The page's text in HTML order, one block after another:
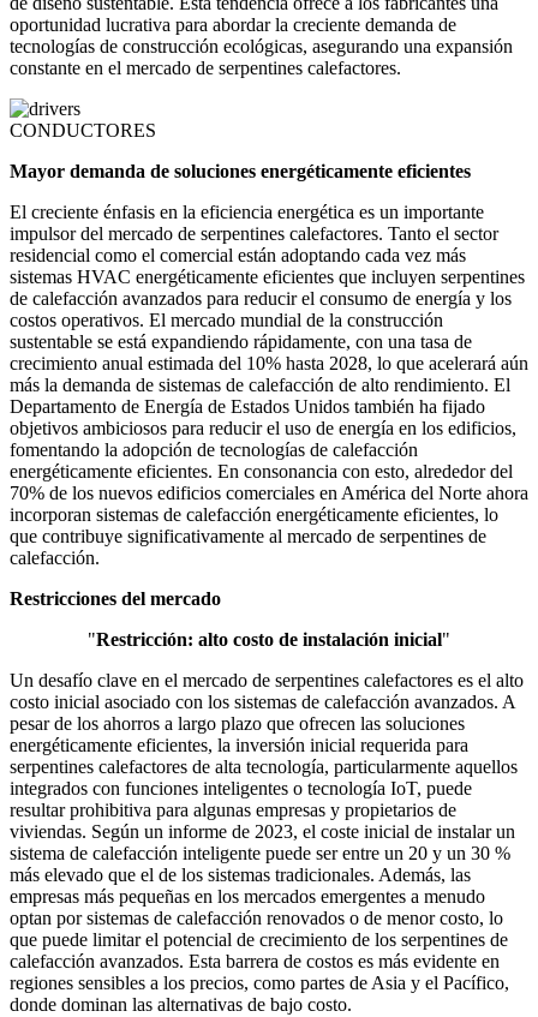
oportunidad lucrativa para abordar la creciente demanda de
tecnologías de construcción ecológicas, asegurando una expansión
constante en el mercado de serpentines calefactores.
CONDUCTORES
Mayor demanda de soluciones energéticamente eficientes
El creciente énfasis en la eficiencia energética es un importante
impulsor del mercado de serpentines calefactores. Tanto el sector
residencial como el comercial están adoptando cada vez más
sistemas HVAC energéticamente eficientes que incluyen serpentines
de calefacción avanzados para reducir el consumo de energía y los
costos operativos. El mercado mundial de la construcción
sustentable se está expandiendo rápidamente, con una tasa de
crecimiento anual estimada del 10% hasta 2028, lo que acelerará aún
más la demanda de sistemas de calefacción de alto rendimiento. El
Departamento de Energía de Estados Unidos también ha fijado
objetivos ambiciosos para reducir el uso de energía en los edificios,
fomentando la adopción de tecnologías de calefacción
energéticamente eficientes. En consonancia con esto, alrededor del
70% de los nuevos edificios comerciales en América del Norte ahora
incorporan sistemas de calefacción energéticamente eficientes, lo
que contribuye significativamente al mercado de serpentines de
calefacción.
Restricciones del mercado
"Restricción: alto costo de instalación inicial"
Un desafío clave en el mercado de serpentines calefactores es el alto
costo inicial asociado con los sistemas de calefacción avanzados. A
pesar de los ahorros a largo plazo que ofrecen las soluciones
energéticamente eficientes, la inversión inicial requerida para
serpentines calefactores de alta tecnología, particularmente aquellos
integrados con funciones inteligentes o tecnología IoT, puede
resultar prohibitiva para algunas empresas y propietarios de
viviendas. Según un informe de 2023, el coste inicial de instalar un
sistema de calefacción inteligente puede ser entre un 20 y un 30 %
más elevado que el de los sistemas tradicionales. Además, las
empresas más pequeñas en los mercados emergentes a menudo
optan por sistemas de calefacción renovados o de menor costo, lo
que puede limitar el potencial de crecimiento de los serpentines de
calefacción avanzados. Esta barrera de costos es más evidente en
regiones sensibles a los precios, como partes de Asia y el Pacífico,
donde dominan las alternativas de bajo costo.